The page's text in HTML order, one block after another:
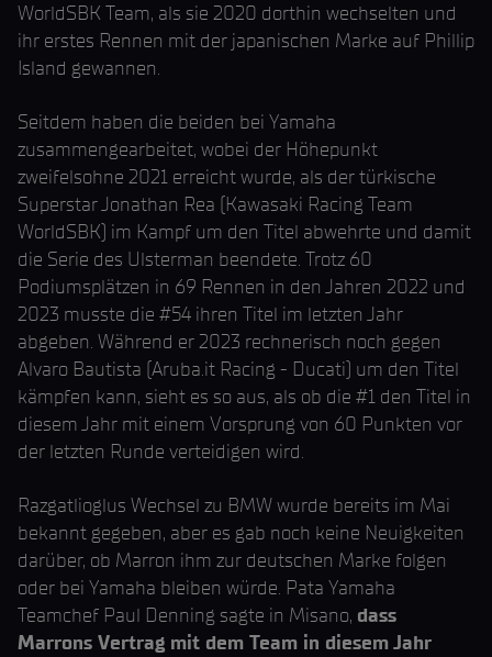
WorldSBK Team, als sie 2020 dorthin wechselten und
ihr erstes Rennen mit der japanischen Marke auf Phillip
Island gewannen.
Seitdem haben die beiden bei Yamaha
zusammengearbeitet, wobei der Höhepunkt
zweifelsohne 2021 erreicht wurde, als der türkische
Superstar Jonathan Rea (Kawasaki Racing Team
WorldSBK) im Kampf um den Titel abwehrte und damit
die Serie des Ulsterman beendete. Trotz 60
Podiumsplätzen in 69 Rennen in den Jahren 2022 und
2023 musste die #54 ihren Titel im letzten Jahr
abgeben. Während er 2023 rechnerisch noch gegen
Alvaro Bautista (Aruba.it Racing - Ducati) um den Titel
kämpfen kann, sieht es so aus, als ob die #1 den Titel in
diesem Jahr mit einem Vorsprung von 60 Punkten vor
der letzten Runde verteidigen wird.
Razgatlioglus Wechsel zu BMW wurde bereits im Mai
bekannt gegeben, aber es gab noch keine Neuigkeiten
darüber, ob Marron ihm zur deutschen Marke folgen
oder bei Yamaha bleiben würde. Pata Yamaha
Teamchef Paul Denning sagte in Misano, dass
Marrons Vertrag mit dem Team in diesem Jahr